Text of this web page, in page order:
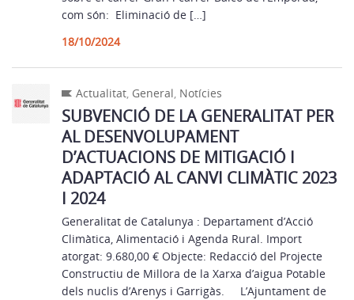
com són: Eliminació de […]
18/10/2024
Actualitat, General, Notícies
SUBVENCIÓ DE LA GENERALITAT PER
AL DESENVOLUPAMENT
D’ACTUACIONS DE MITIGACIÓ I
ADAPTACIÓ AL CANVI CLIMÀTIC 2023
I 2024
Generalitat de Catalunya : Departament d’Acció
Climàtica, Alimentació i Agenda Rural. Import
atorgat: 9.680,00 € Objecte: Redacció del Projecte
Constructiu de Millora de la Xarxa d’aigua Potable
dels nuclis d’Arenys i Garrigàs. L’Ajuntament de